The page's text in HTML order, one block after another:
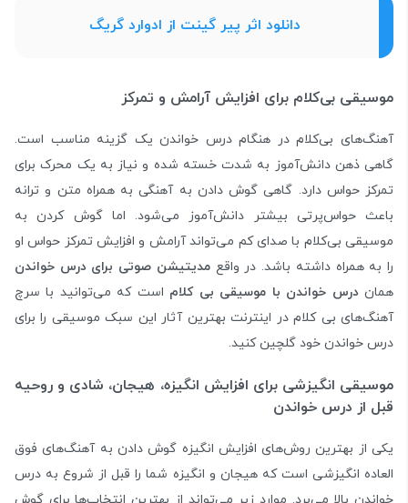
دانلود اثر پیر گینت از ادوارد گریگ
موسیقی بی‌کلام برای افزایش آرامش و تمرکز
آهنگ‌های بی‌کلام در هنگام درس خواندن یک گزینه مناسب است.
گاهی ذهن دانش‌آموز به شدت خسته شده و نیاز به یک محرک برای
تمرکز حواس دارد. گاهی گوش دادن به آهنگی به همراه متن و ترانه
باعث حواس‌پرتی بیشتر دانش‌آموز می‌شود. اما گوش کردن به
موسیقی بی‌کلام با صدای کم می‌تواند آرامش و افزایش تمرکز حواس او
را به همراه داشته باشد. در واقعمدیتیشن صوتی برای درس خواندن
همان درس خواندن با موسیقی بی کلام است که می‌توانید با سرچ
آهنگ‌های بی کلام در اینترنت بهترین آثار این سبک موسیقی را برای
درس خواندن خود گلچین کنید.
موسیقی انگیزشی برای افزایش انگیزه، هیجان، شادی و روحیه
قبل از درس خواندن
یکی از بهترین روش‌های افزایش انگیزه گوش دادن به آهنگ‌های فوق
العاده انگیزشی است که هیجان و انگیزه شما را قبل از شروع به درس
خواندن بالا می‌برد. موارد زیر می‌تواند از بهترین انتخاب‌ها برای گوش